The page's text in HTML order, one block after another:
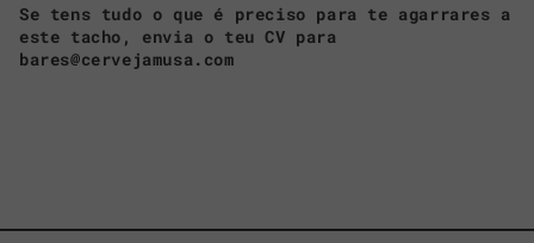
Se tens tudo o que é preciso para te agarrares a
este tacho, envia o teu CV para
bares@cervejamusa.com